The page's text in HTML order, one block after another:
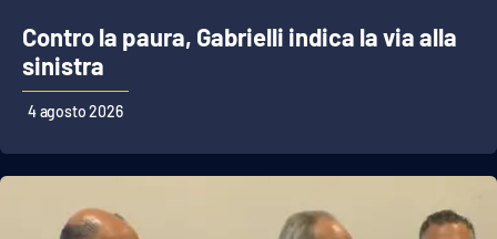
Contro la paura, Gabrielli indica la via alla
sinistra
4 agosto 2026